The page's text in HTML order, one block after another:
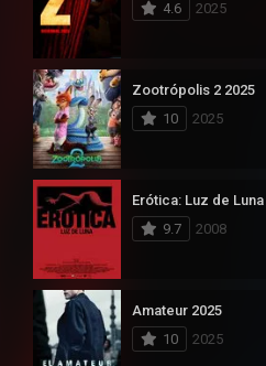
4.6 2025
Zootrópolis 2 2025
10
2025
Erótica: Luz de Luna
9.7
2008
Amateur 2025
10
2025